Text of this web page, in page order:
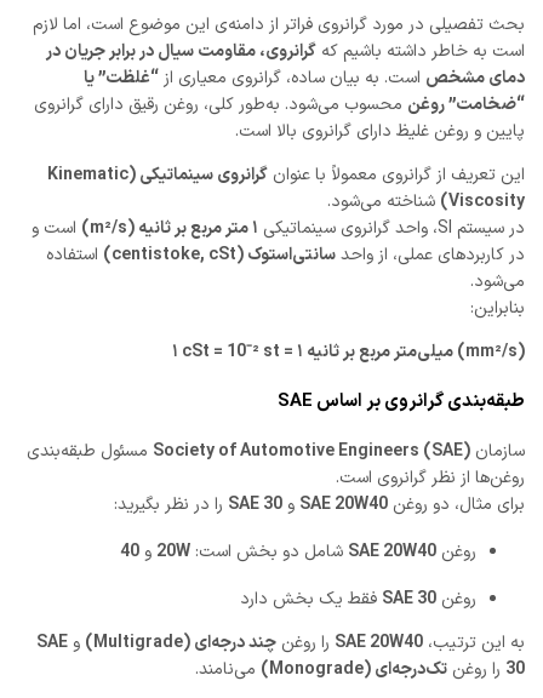
بحث تفصیلی در مورد گرانروی فراتر از دامنه‌ی این موضوع است، اما لازم
است به خاطر داشته باشیم که گرانروی، مقاومت سیال در برابر جریان در
دمای مشخص است. به بیان ساده، گرانروی معیاری از “غلظت” یا
“ضخامت” روغن محسوب می‌شود. به‌طور کلی، روغن رقیق دارای گرانروی
پایین و روغن غلیظ دارای گرانروی بالا است.
این تعریف از گرانروی معمولاً با عنوان
گرانروی سینماتیکی (Kinematic
Viscosity) شناخته می‌شود.
در سیستم SI، واحد گرانروی سینماتیکی
۱ متر مربع بر ثانیه (m²/s)
است و
در کاربردهای عملی، از واحدسانتی‌استوک (centistoke, cSt)
استفاده
می‌شود.
بنابراین:
۱ cSt = 10⁻² st = ۱ میلی‌متر مربع بر ثانیه (mm²/s)
طبقه‌بندی گرانروی بر اساس SAE
سازمان Society of Automotive Engineers (SAE) مسئول طبقه‌بندی
روغن‌ها از نظر گرانروی است.
برای مثال، دو روغن SAE 20W40 و SAE 30 را در نظر بگیرید:
روغن SAE 20W40 شامل دو بخش است: 20W و 40
روغن SAE 30 فقط یک بخش دارد
به این ترتیب، SAE 20W40 را روغن چند درجه‌ای (Multigrade) و SAE
30 را روغن تک‌درجه‌ای (Monograde)
می‌نامند.